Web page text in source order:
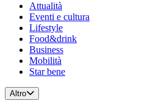
Attualità
Eventi e cultura
Lifestyle
Food&drink
Business
Mobilità
Star bene
Altro